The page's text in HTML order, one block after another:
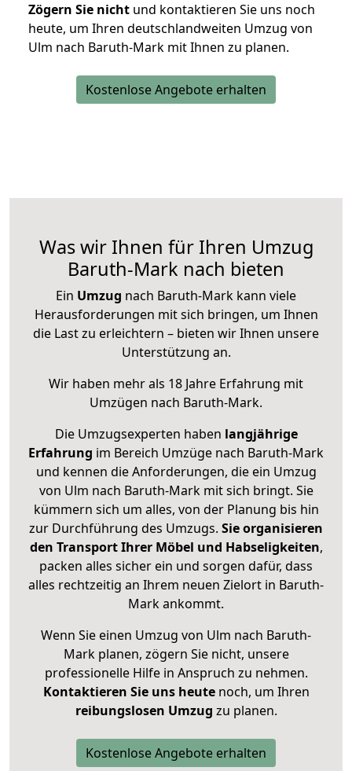
Zögern Sie nicht und kontaktieren Sie uns noch
heute, um Ihren deutschlandweiten Umzug von
Ulm nach Baruth-Mark mit Ihnen zu planen.
Kostenlose Angebote erhalten
Was wir Ihnen für Ihren Umzug
Baruth-Mark nach bieten
Ein Umzug nach Baruth-Mark kann viele
Herausforderungen mit sich bringen, um Ihnen
die Last zu erleichtern – bieten wir Ihnen unsere
Unterstützung an.
Wir haben mehr als 18 Jahre Erfahrung mit
Umzügen nach Baruth-Mark.
Die Umzugsexperten haben langjährige
Erfahrung im Bereich Umzüge nach Baruth-Mark
und kennen die Anforderungen, die ein Umzug
von Ulm nach Baruth-Mark mit sich bringt. Sie
kümmern sich um alles, von der Planung bis hin
zur Durchführung des Umzugs. Sie organisieren
den Transport Ihrer Möbel und Habseligkeiten,
packen alles sicher ein und sorgen dafür, dass
alles rechtzeitig an Ihrem neuen Zielort in Baruth-
Mark ankommt.
Wenn Sie einen Umzug von Ulm nach Baruth-
Mark planen, zögern Sie nicht, unsere
professionelle Hilfe in Anspruch zu nehmen.
Kontaktieren Sie uns heutenoch, um Ihren
reibungslosen Umzug zu planen.
Kostenlose Angebote erhalten